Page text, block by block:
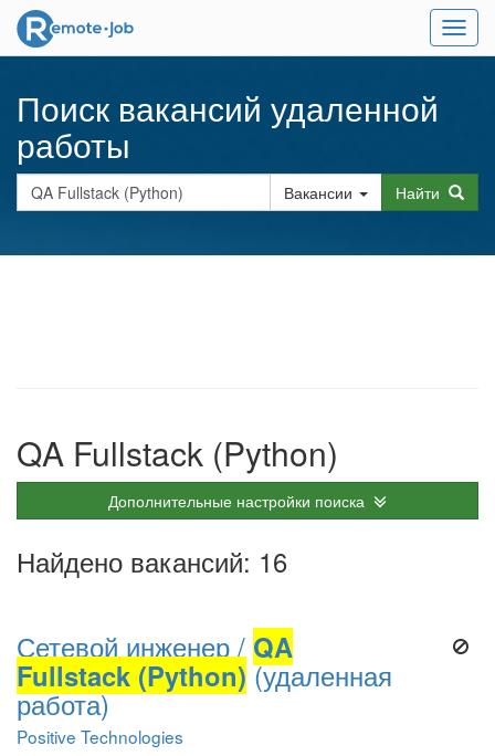
Меню
Поиск вакансий удаленной
работы
Вакансии Найти
QA Fullstack (Python)
Дополнительные настройки поиска
Найдено вакансий: 16
Сетевой инженер / QA
Fullstack (Python) (удаленная
работа)
Positive Technologies